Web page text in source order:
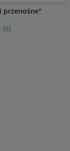
przenośne"
(6)